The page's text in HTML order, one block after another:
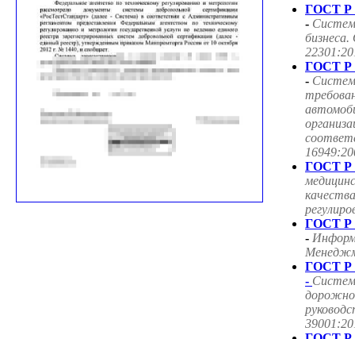
ГОСТ Р
-
ГОСТ Р
-
ГОСТ Р
ГОСТ Р
-
ГОСТ Р
-